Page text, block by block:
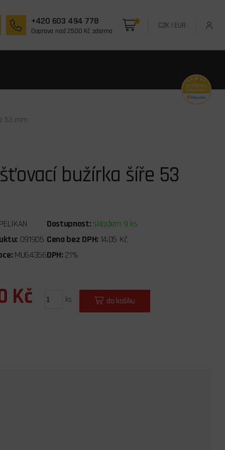
+420 603 494 778
Doprava nad 2500 Kč zdarma
0 CZK | EUR
53 mm
bužírka šíře 53
Dostupnost: skladem 9 ks
091905 Cena bez DPH: 14,05 Kč
MU64356DPH: 21%
Kč ks do košíku